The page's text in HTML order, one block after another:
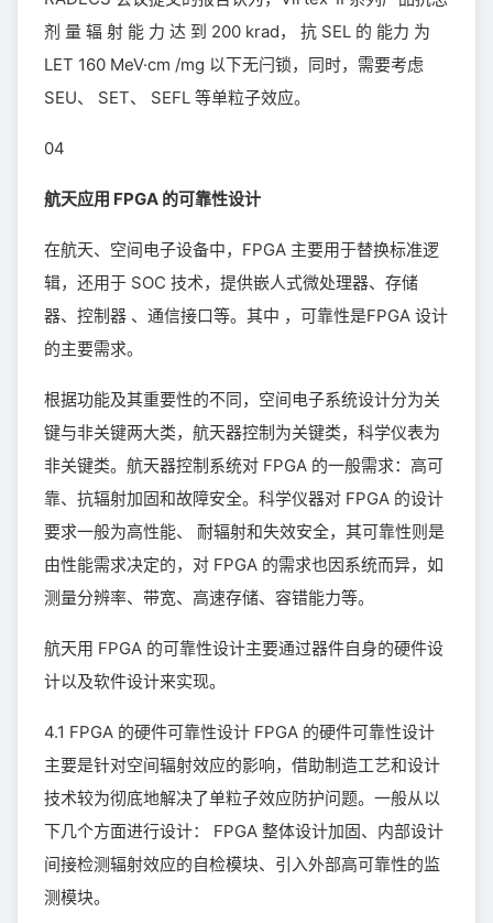
剂 量 辐 射 能 力 达 到 200 krad， 抗 SEL 的 能力 为
LET 160 MeV·cm /mg 以下无闩锁，同时，需要考虑
SEU、 SET、 SEFL 等单粒子效应。
04
航天应用 FPGA 的可靠性设计
在航天、空间电子设备中，FPGA 主要用于替换标准逻
辑，还用于 SOC 技术，提供嵌人式微处理器、存储
器、控制器 、通信接口等。其中 ，可靠性是FPGA 设计
的主要需求。
根据功能及其重要性的不同，空间电子系统设计分为关
键与非关键两大类，航天器控制为关键类，科学仪表为
非关键类。航天器控制系统对 FPGA 的一般需求：高可
靠、抗辐射加固和故障安全。科学仪器对 FPGA 的设计
要求一般为高性能、 耐辐射和失效安全，其可靠性则是
由性能需求决定的，对 FPGA 的需求也因系统而异，如
测量分辨率、带宽、高速存储、容错能力等。
航天用 FPGA 的可靠性设计主要通过器件自身的硬件设
计以及软件设计来实现。
4.1 FPGA 的硬件可靠性设计 FPGA 的硬件可靠性设计
主要是针对空间辐射效应的影响，借助制造工艺和设计
技术较为彻底地解决了单粒子效应防护问题。一般从以
下几个方面进行设计： FPGA 整体设计加固、内部设计
间接检测辐射效应的自检模块、引入外部高可靠性的监
测模块。